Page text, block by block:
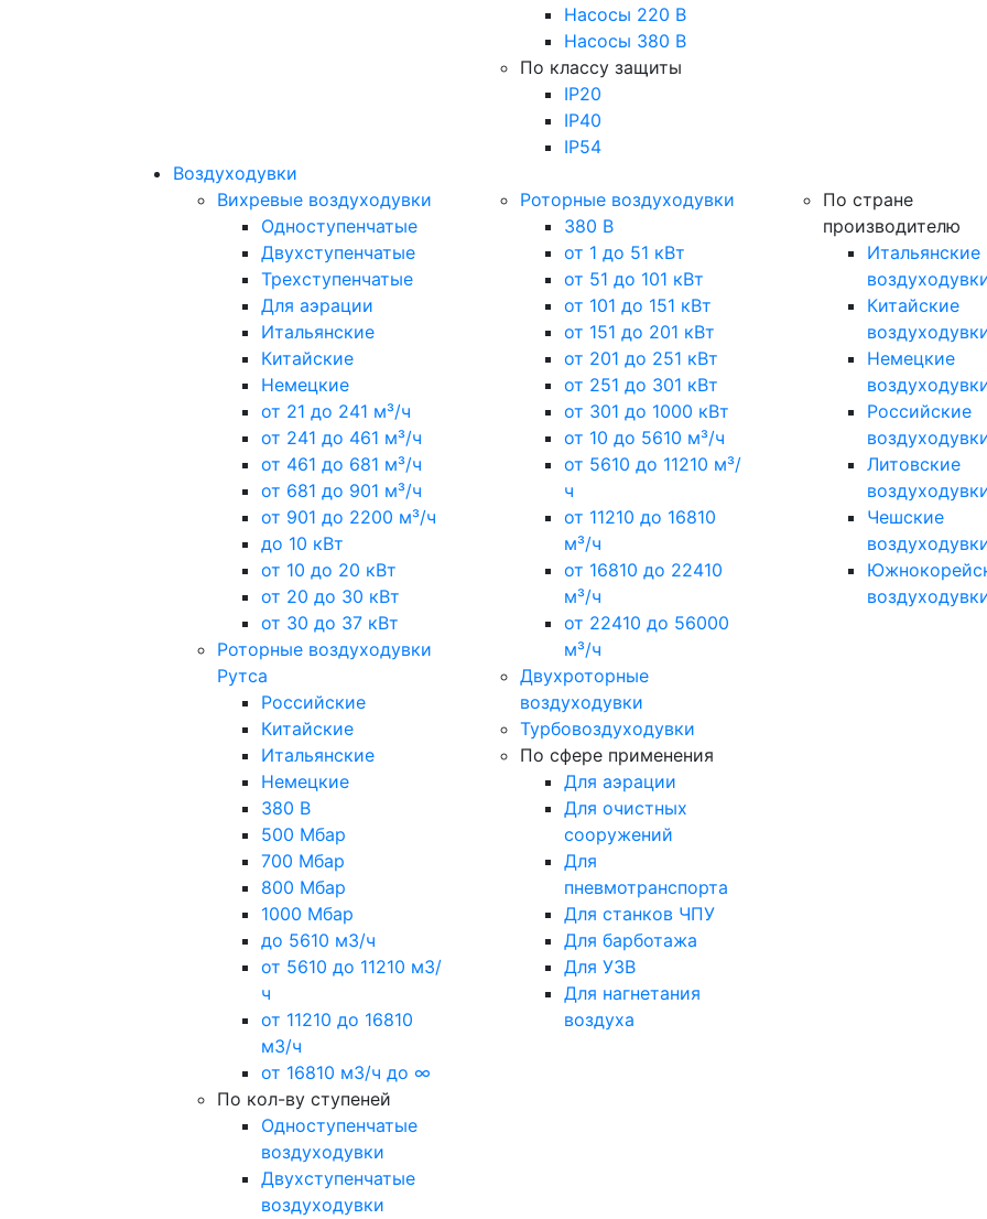
Насосы 220 В
Насосы 380 В
По классу защиты
IP20
IP40
IP54
Воздуходувки
Вихревые воздуходувки
Одноступенчатые
Двухступенчатые
Трехступенчатые
Для аэрации
Итальянские
Китайские
Немецкие
от 21 до 241 м³/ч
от 241 до 461 м³/ч
от 461 до 681 м³/ч
от 681 до 901 м³/ч
от 901 до 2200 м³/ч
до 10 кВт
от 10 до 20 кВт
от 20 до 30 кВт
от 30 до 37 кВт
Роторные воздуходувки
Рутса
Российские
Китайские
Итальянские
Немецкие
380 В
500 Мбар
700 Мбар
800 Мбар
1000 Мбар
до 5610 м3/ч
от 5610 до 11210 м3/
ч
от 11210 до 16810
м3/ч
от 16810 м3/ч до ∞
По кол-ву ступеней
Одноступенчатые
воздуходувки
Двухступенчатые
воздуходувки
Роторные воздуходувки
380 В
от 1 до 51 кВт
от 51 до 101 кВт
от 101 до 151 кВт
от 151 до 201 кВт
от 201 до 251 кВт
от 251 до 301 кВт
от 301 до 1000 кВт
от 10 до 5610 м³/ч
от 5610 до 11210 м³/
ч
от 11210 до 16810
м³/ч
от 16810 до 22410
м³/ч
от 22410 до 56000
м³/ч
Двухроторные
воздуходувки
Турбовоздуходувки
По сфере применения
Для аэрации
Для очистных
сооружений
Для
пневмотранспорта
Для станков ЧПУ
Для барботажа
Для УЗВ
Для нагнетания
воздуха
По стране
производителю
Итальянские
Китайские
Немецкие
Российские
Литовские
Чешские